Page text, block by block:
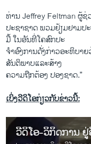
ທ່ານ Jeffrey Feltman ຜູ້
ປະຊາຊາດ ພວມຢ້ຽມຢາມປ
ມື້ ໃນອັນທີ່ໂຄສົກປະ
ຈໍາອົງການດັ່ງກ່າວອະທິບາ
ສັນຕິພາບແລະສ້າງ
ຄວາມຖືກຕ້ອງ ປອງຊາດ.”
ເບິ່ງວີດິໂອກ່ຽວກັບຂ່າວນີ້:
ວີດິໂອ-ວິກິດການ